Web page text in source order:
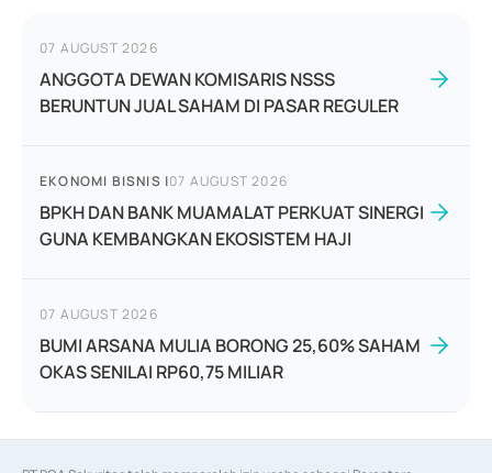
07 AUGUST 2026
ANGGOTA DEWAN KOMISARIS NSSS
BERUNTUN JUAL SAHAM DI PASAR REGULER
EKONOMI BISNIS |07 AUGUST 2026
BPKH DAN BANK MUAMALAT PERKUAT SINERGI
GUNA KEMBANGKAN EKOSISTEM HAJI
07 AUGUST 2026
BUMI ARSANA MULIA BORONG 25,60% SAHAM
OKAS SENILAI RP60,75 MILIAR